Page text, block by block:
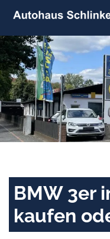
BMW 3er
kaufen